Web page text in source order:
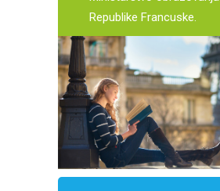
Republike Francuske.